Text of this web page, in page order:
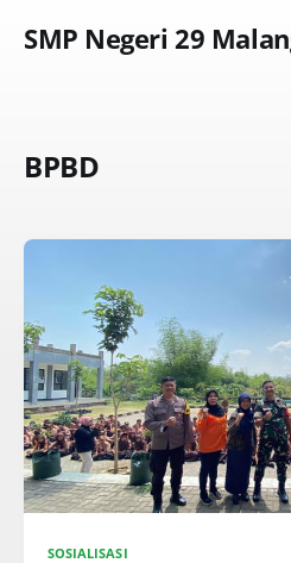
SMP Negeri 29
BPBD
SOSIALISASI